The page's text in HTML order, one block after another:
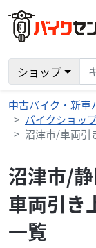
ショップ
中古バイク・新車
バイクショッ
沼津市/車両引
沼津市/
車両引き
一覧